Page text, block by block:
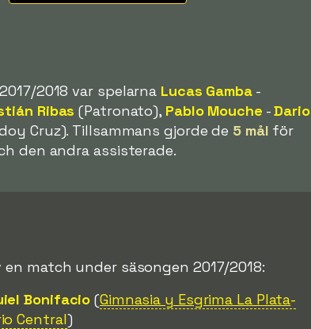
2018 var spelarna Lucas Gamba-
Ribas (Patronato), Pablo Mouche -Dario
Cruz). Tillsammans gjorde de 5 mål för
den andra assisterade.
en match under säsongen 2017/2018:
Bonifacio (Gimnasia y Esgrima La Plata-
Central)